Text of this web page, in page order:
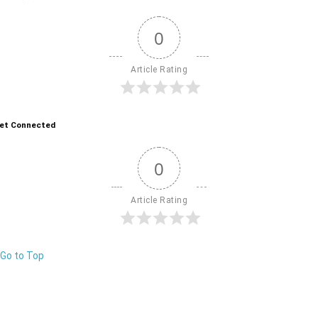
0
Article Rating
Connected
0
Article Rating
Go to Top